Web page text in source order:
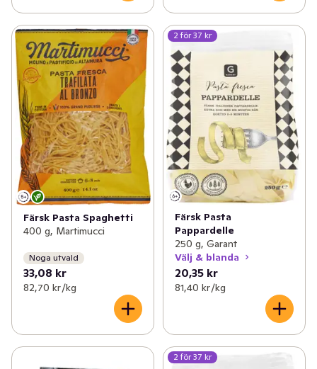
Färsk Pasta Spaghetti
400 g, Martimucci
Noga utvald
33,08 kr
82,70 kr /kg
2 för 37 kr
Färsk Pasta
Pappardelle
250 g, Garant
Välj & blanda
20,35 kr
81,40 kr /kg
2 för 37 kr